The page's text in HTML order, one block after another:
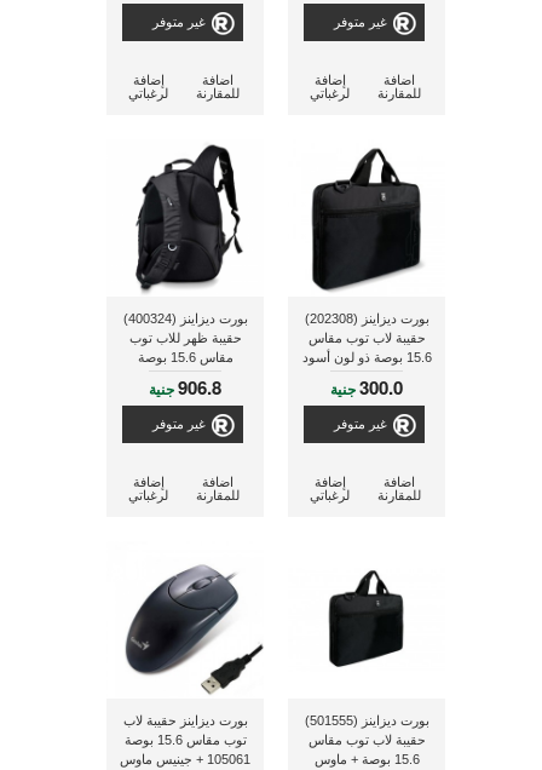
غير متوفر
إضافة
لرغباتي
اضافة
للمقارنة
غير متوفر
إضافة
لرغباتي
اضافة
للمقارنة
بورت ديزاينز (202308)
حقيبة لاب توب مقاس
15.6 بوصة ذو لون أسود
300.0جنية
غير متوفر
إضافة
لرغباتي
اضافة
للمقارنة
بورت ديزاينز (400324)
حقيبة ظهر للاب توب
مقاس 15.6 بوصة
والكاميرات
906.8جنية
غير متوفر
إضافة
لرغباتي
اضافة
للمقارنة
بورت ديزاينز (501555)
حقيبة لاب توب مقاس
15.6 بوصة + ماوس
بورت ديزاينز حقيبة لاب
توب مقاس 15.6 بوصة
105061 + جينيس ماوس